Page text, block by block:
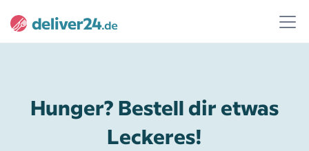
Hunger? Bestell dir etwas
Leckeres!